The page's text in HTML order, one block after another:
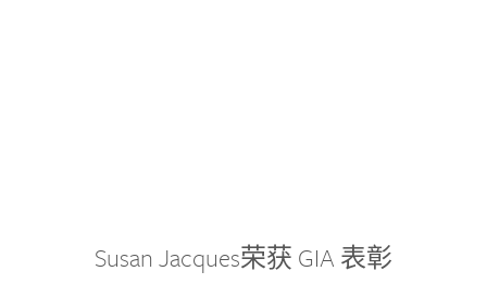
Susan Jacques荣获 GIA 表彰